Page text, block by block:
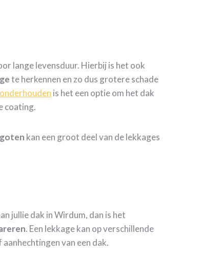
lange levensduur. Hierbij is het ook
te herkennen en zo dus grotere schade
is het een optie om het dak
coating.
kan een groot deel van de lekkages
jullie dak in Wirdum, dan is het
. Een lekkage kan op verschillende
van een dak.